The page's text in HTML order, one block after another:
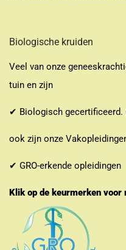
Biologische kruiden
Veel van onze
tuin en zijn
✔ Biologisch gecertificeerd.
ook zijn onze
✔ GRO-erkende opleidingen
Klik op de keurmerken